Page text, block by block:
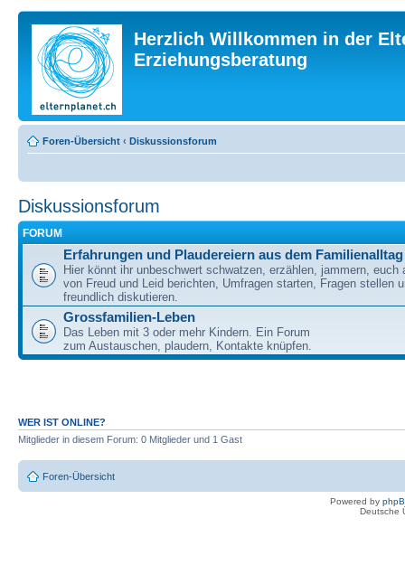
Herzlich Willkommen in der
Erziehungsberatung
Foren-Übersicht ‹ Diskussionsforum
Diskussionsforum
FORUM
Erfahrungen und Plaudereiern aus dem Familienalltag
Hier könnt ihr unbeschwert schwatzen, erzählen, jammern, euch
von Freud und Leid berichten, Umfragen starten, Fragen stellen
freundlich diskutieren.
Grossfamilien-Leben
Das Leben mit 3 oder mehr Kindern. Ein Forum
zum Austauschen, plaudern, Kontakte knüpfen.
WER IST ONLINE?
Mitglieder in diesem Forum: 0 Mitglieder und 1 Gast
Foren-Übersicht
Powered by
Deutsche